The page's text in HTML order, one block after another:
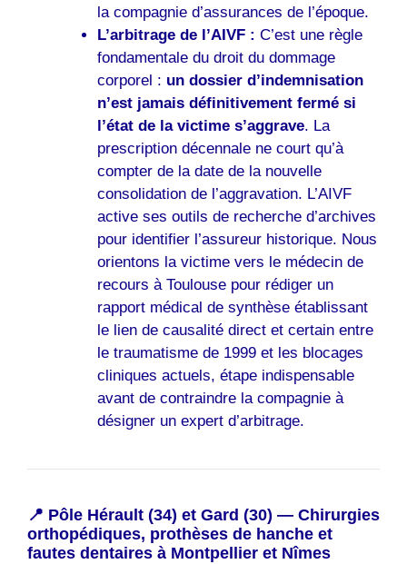
la compagnie d’assurances de l’époque.
L’arbitrage de l’AIVF : C’est une règle
fondamentale du droit du dommage
corporel : un dossier d’indemnisation
n’est jamais définitivement fermé si
l’état de la victime s’aggrave. La
prescription décennale ne court qu’à
compter de la date de la nouvelle
consolidation de l’aggravation. L’AIVF
active ses outils de recherche d’archives
pour identifier l’assureur historique. Nous
orientons la victime vers le médecin de
recours à Toulouse pour rédiger un
rapport médical de synthèse établissant
le lien de causalité direct et certain entre
le traumatisme de 1999 et les blocages
cliniques actuels, étape indispensable
avant de contraindre la compagnie à
désigner un expert d’arbitrage.
📍 Pôle Hérault (34) et Gard (30) — Chirurgies
orthopédiques, prothèses de hanche et
fautes dentaires à Montpellier et Nîmes